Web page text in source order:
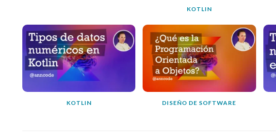
KOTLIN
KOTLIN DISEÑO DE SOFTWARE